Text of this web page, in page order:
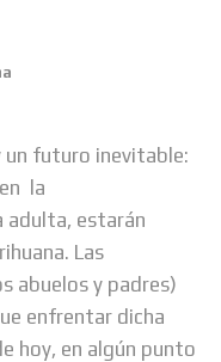
un futuro inevitable:
la
adulta, estarán
Las
abuelos y padres)
enfrentar dicha
hoy, en algún punto